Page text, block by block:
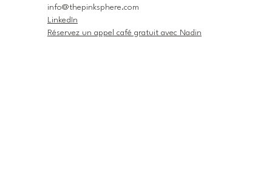
info@thepinksphere.com
LinkedIn
Réservez un appel café gratuit avec Nadin